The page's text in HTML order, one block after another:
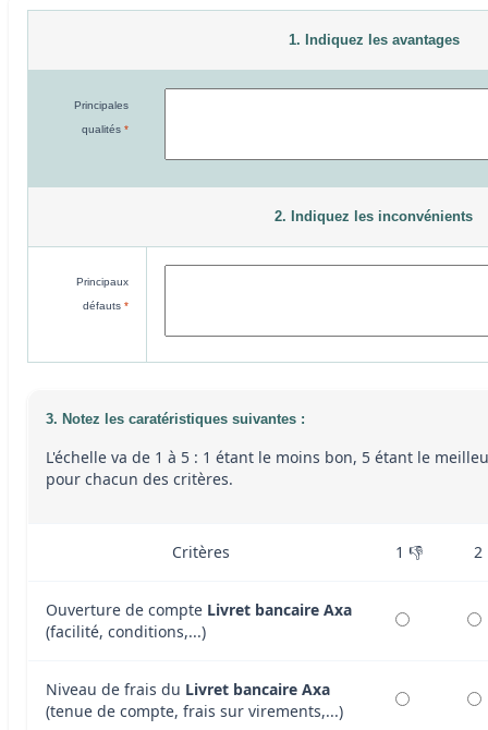
1. Indiquez les avantages
Principales
qualités *
2. Indiquez les inconvénients
Principaux
défauts *
3. Notez les caratéristiques suivantes :
L'échelle va de 1 à 5 : 1 étant le moins bon, 5 étant le
pour chacun des critères.
Critères 1 👎 2
Ouverture de compte Livret bancaire Axa
(facilité, conditions,...)
Niveau de frais du Livret bancaire Axa
(tenue de compte, frais sur virements,...)